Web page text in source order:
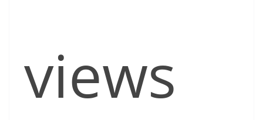
views